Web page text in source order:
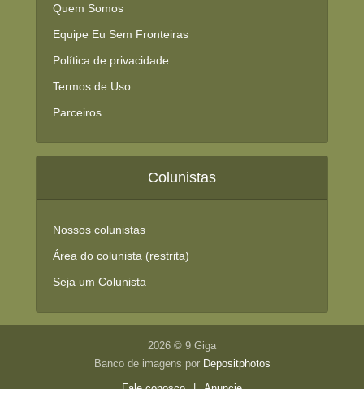
Quem Somos
Equipe Eu Sem Fronteiras
Política de privacidade
Termos de Uso
Parceiros
Colunistas
Nossos colunistas
Área do colunista (restrita)
Seja um Colunista
2026 © 9 Giga
Banco de imagens por Depositphotos
Fale conosco
| Anuncie